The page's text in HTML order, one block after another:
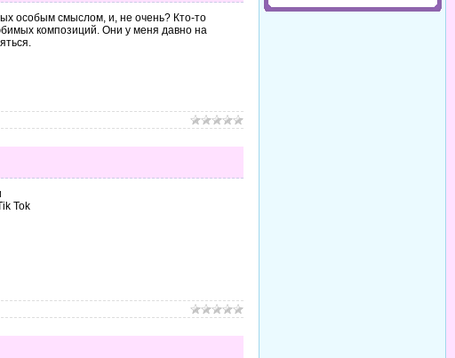
особым смыслом, и, не очень? Кто-то
композиций. Они у меня давно на
Tok